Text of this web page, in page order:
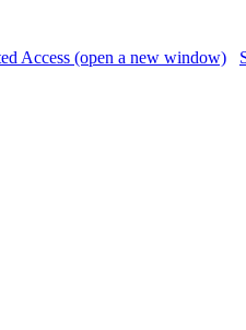
Access (open a new window)